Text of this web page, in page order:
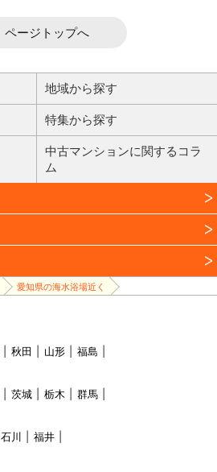
ページトップへ
地域から探す
特集から探す
中古マンションに関するコラ
ム
愛知県の海水浴場近く
秋田 山形
福島
茨城 栃木
群馬
石川
福井